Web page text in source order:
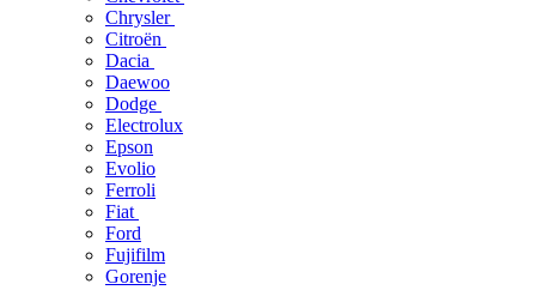
Chrysler
Citroën
Dacia
Daewoo
Dodge
Electrolux
Epson
Evolio
Ferroli
Fiat
Ford
Fujifilm
Gorenje